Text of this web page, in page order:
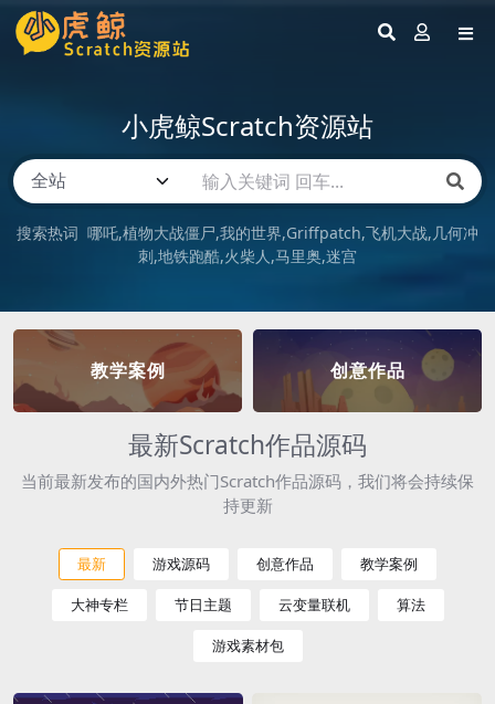
小虎鲸Scratch资源站
搜索热词 哪吒 植物大战僵尸 我的世界 Griffpatch 飞机大战 几何冲
刺 地铁跑酷 火柴人 马里奥 迷宫
教学案例 创意作品
最新Scratch作品源码
当前最新发布的国内外热门Scratch作品源码，我们将会持续保
持更新
最新 游戏源码 创意作品 教学案例
大神专栏 节日主题 云变量联机 算法
游戏素材包